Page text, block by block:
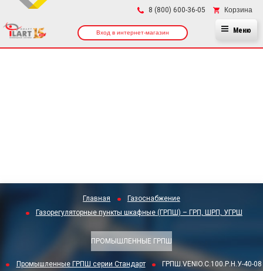
8 (800) 600-36-05 Корзина
Вход в интернет-магазин Меню
Главная
Газоснабжение
Газорегуляторные пункты шкафные (ГРПШ) – ГРП, ШРП, УГРШ
ПРОМЫШЛЕННЫЕ ГРПШ
Промышленные ГРПШ серии Стандарт ГРПШ.VENIO.C.100.Р.Н.У-40-08
×